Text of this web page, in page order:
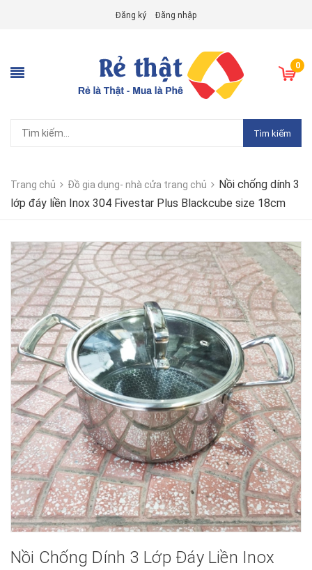
Đăng ký Đăng nhập
0
Tìm kiếm
Trang chủ Đồ gia dụng- nhà cửa trang chủ
Nồi chống dính 3
lớp đáy liền Inox 304 Fivestar Plus Blackcube size 18cm
Nồi Chống Dính 3 Lớp Đáy Liền Inox